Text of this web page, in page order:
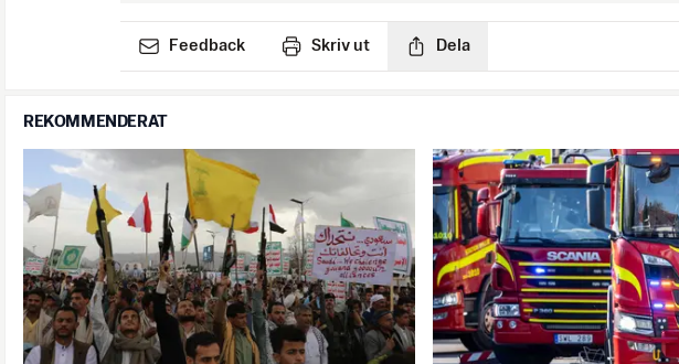
Feedback Skriv ut Dela
REKOMMENDERAT